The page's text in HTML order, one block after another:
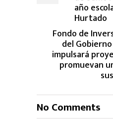
año
Hurtado
Fondo de
del
impulsará
promuevan
No Comments